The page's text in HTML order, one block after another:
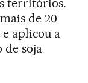
territórios.
de 20
aplicou a
de soja